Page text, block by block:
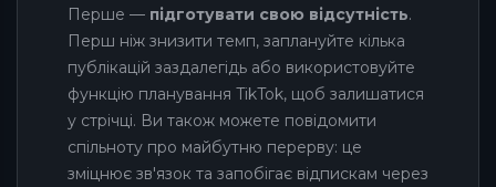
Перше — підготувати свою відсутність.
Перш ніж знизити темп, заплануйте кілька
публікацій заздалегідь або використовуйте
функцію планування TikTok, щоб залишатися
у стрічці. Ви також можете повідомити
спільноту про майбутню перерву: це
зміцнює зв'язок та запобігає відпискам через